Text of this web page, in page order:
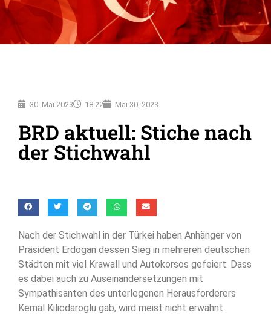
30. Mai 2023 18:22 Mai 30, 2023
BRD aktuell: Stiche nach
der Stichwahl
Nach der Stichwahl in der Türkei haben Anhänger von
Präsident Erdogan dessen Sieg in mehreren deutschen
Städten mit viel Krawall und Autokorsos gefeiert. Dass
es dabei auch zu Auseinandersetzungen mit
Sympathisanten des unterlegenen Herausforderers
Kemal Kilicdaroglu gab, wird meist nicht erwähnt.